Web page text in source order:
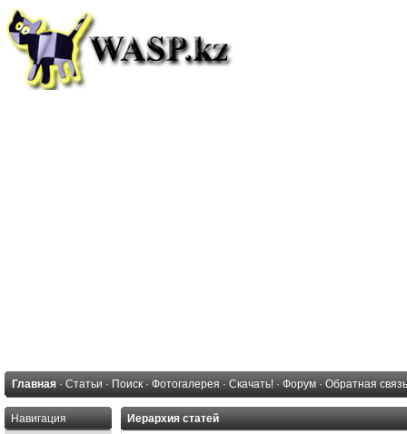
Главная · Статьи · Поиск · Фотогалерея · Скачать! · Форум · Обратная связь
Навигация Иерархия статей